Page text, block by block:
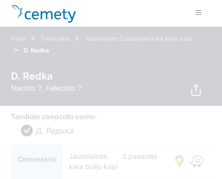
Inicio > Fallecidos > Jaunolaines 2.pasaules kara brāļu kapi
> D. Redka
D. Redka
Nacido: ?, Fallecido: ?
También conocido como:
Д. Редька
Cementerio
Jaunolaines 2.pasaules
kara brāļu kapi